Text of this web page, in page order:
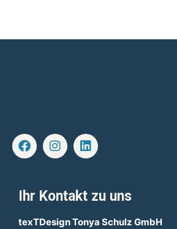
Ihr Kontakt zu uns
texTDesign Tonya Schulz GmbH